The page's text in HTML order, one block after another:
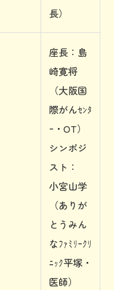
長）
座長：島
崎寛将
（大阪国
際がんｾﾝﾀ
ｰ・OT）
シンポジ
スト：
小宮山学
（ありが
とうみん
なﾌｧﾐﾘｰｸﾘ
ﾆｯｸ平塚・
医師）